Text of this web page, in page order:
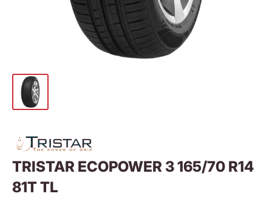
TRISTAR ECOPOWER 3 165/70 R14
81T TL